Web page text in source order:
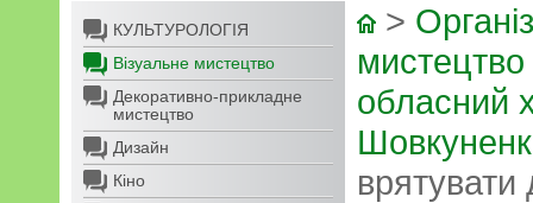
КУЛЬТУРОЛОГІЯ
Візуальне мистецтво
Декоративно-прикладне
мистецтво
Дизайн
Кіно
>
мистецтво
обласний
врятувати